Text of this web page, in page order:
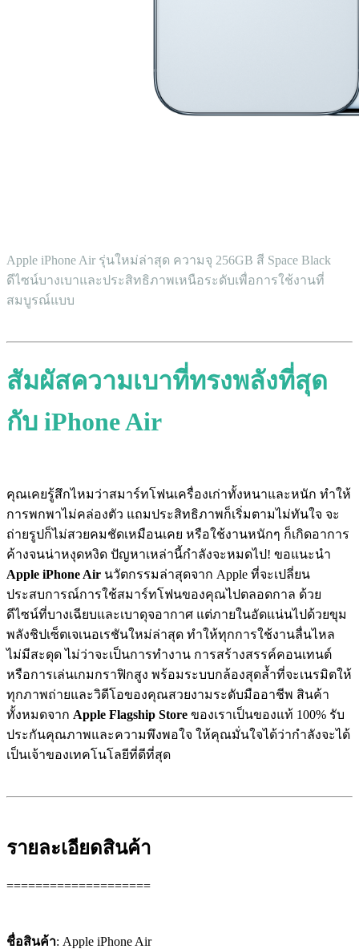
Apple iPhone Air รุ่นใหม่ล่าสุด ความจุ 256GB สี Space Black
ดีไซน์บางเบาและประสิทธิภาพเหนือระดับเพื่อการใช้งานที่
สมบูรณ์แบบ
สัมผัสความเบาที่ทรงพลังที่สุด
กับ iPhone Air
คุณเคยรู้สึกไหมว่าสมาร์ทโฟนเครื่องเก่าทั้งหนาและหนัก ทำให้
การพกพาไม่คล่องตัว แถมประสิทธิภาพก็เริ่มตามไม่ทันใจ จะ
ถ่ายรูปก็ไม่สวยคมชัดเหมือนเคย หรือใช้งานหนักๆ ก็เกิดอาการ
ค้างจนน่าหงุดหงิด ปัญหาเหล่านี้กำลังจะหมดไป! ขอแนะนำ
Apple iPhone Air นวัตกรรมล่าสุดจาก Apple ที่จะเปลี่ยน
ประสบการณ์การใช้สมาร์ทโฟนของคุณไปตลอดกาล ด้วย
ดีไซน์ที่บางเฉียบและเบาดุจอากาศ แต่ภายในอัดแน่นไปด้วยขุม
พลังชิปเซ็ตเจเนอเรชันใหม่ล่าสุด ทำให้ทุกการใช้งานลื่นไหล
ไม่มีสะดุด ไม่ว่าจะเป็นการทำงาน การสร้างสรรค์คอนเทนต์
หรือการเล่นเกมกราฟิกสูง พร้อมระบบกล้องสุดล้ำที่จะเนรมิตให้
ทุกภาพถ่ายและวิดีโอของคุณสวยงามระดับมืออาชีพ สินค้า
ทั้งหมดจาก Apple Flagship Store ของเราเป็นของแท้ 100% รับ
ประกันคุณภาพและความพึงพอใจ ให้คุณมั่นใจได้ว่ากำลังจะได้
เป็นเจ้าของเทคโนโลยีที่ดีที่สุด
รายละเอียดสินค้า
====================
ชื่อสินค้า: Apple iPhone Air